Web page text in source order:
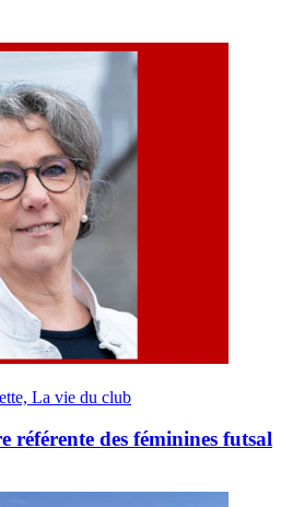
La vie du club
référente des féminines futsal